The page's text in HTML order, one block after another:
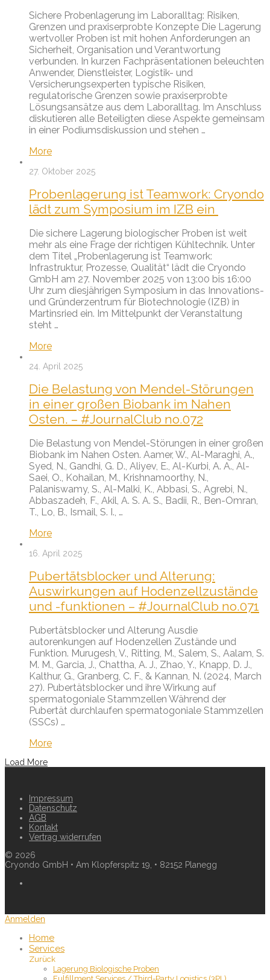
Sichere Probenlagerung im Laboralltag: Risiken,
Grenzen und praxiserprobte Konzepte Die Lagerung
wertvoller Proben ist mit hohen Anforderungen an
Sicherheit, Organisation und Verantwortung
verbunden. In kurzen Fachpräsentationen beleuchten
Anwender, Dienstleister, Logistik- und
Versicherungsexperten typische Risiken,
regulatorische Grenzen sowie praxiserprobte
Lösungsansätze aus dem Laboralltag. Im Anschluss
diskutieren alle Beteiligten diese Aspekte gemeinsam
in einer Podiumsdiskussion und stehen …
More
27. Oktober 2025
Probenlagerung ist Teamwork: Cryondo
lädt zum Symposium im IZB ein
Die sichere Lagerung biologischer Proben ist weit
mehr als eine Frage der richtigen Kühltechnik. Unter
dem Titel „Probenlagerung ist Teamwork:
Infrastruktur, Prozesse, Qualität“ lädt die Cryondo
GmbH am 27. November 2025 von 13:00 bis 16:00
Uhr zum diesjährigen Symposium in das Innovations-
und Gründerzentrum für Biotechnologie (IZB) in
Martinsried ein. Im Mittelpunkt der Veranstaltung
steht …
More
24. April 2025
Die Belastung von Mendel-Störungen
in einer großen Biobank im Nahen
Osten. – #JournalClub no.072
Die Belastung von Mendel-Störungen in einer großen
Biobank im Nahen Osten. Aamer, W., Al-Maraghi, A.,
Syed, N., Gandhi, G. D., Aliyev, E., Al-Kurbi, A. A., Al-
Saei, O., Kohailan, M., Krishnamoorthy, N.,
Palaniswamy, S., Al-Malki, K., Abbasi, S., Agrebi, N.,
Abbaszadeh, F., Akil, A. S. A. S., Badii, R., Ben-Omran,
T., Lo, B., Ismail, S. I., …
More
16. April 2025
Pubertätsblocker und Alterung:
Auswirkungen auf Hodenzellzustände
und -funktionen – #JournalClub no.071
Pubertätsblocker und Alterung Ausdie
autorenkungen auf Hodenzellen Zustände und
Funktion. Murugesh, V., Ritting, M., Salem, S., Aalam, S.
M. M., Garcia, J., Chattha, A. J., Zhao, Y., Knapp, D. J.,
Kalthur, G., Granberg, C. F., & Kannan, N. (2024, March
27). Pubertätsblocker und ihre Wirkung auf
spermatogoniale Stammzellen Während der
Pubertät durchlaufen spermatogoniale Stammzellen
(SSCs) …
More
Load More
Impressum
Datenschutz
AGB
Kontakt
Vertrag widerrufen
© 2026
Cryondo GmbH • Am Klopferspitz 19, • 82152 Planegg
Anmelden
Home
Services
Zurück
Lagerung Biologische Proben